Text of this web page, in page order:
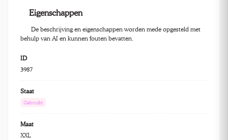
Eigenschappen
De beschrijving en eigenschappen worden mede opgesteld met
behulp van AI en kunnen fouten bevatten.
ID
3987
Staat
Gebruikt
Maat
XXL